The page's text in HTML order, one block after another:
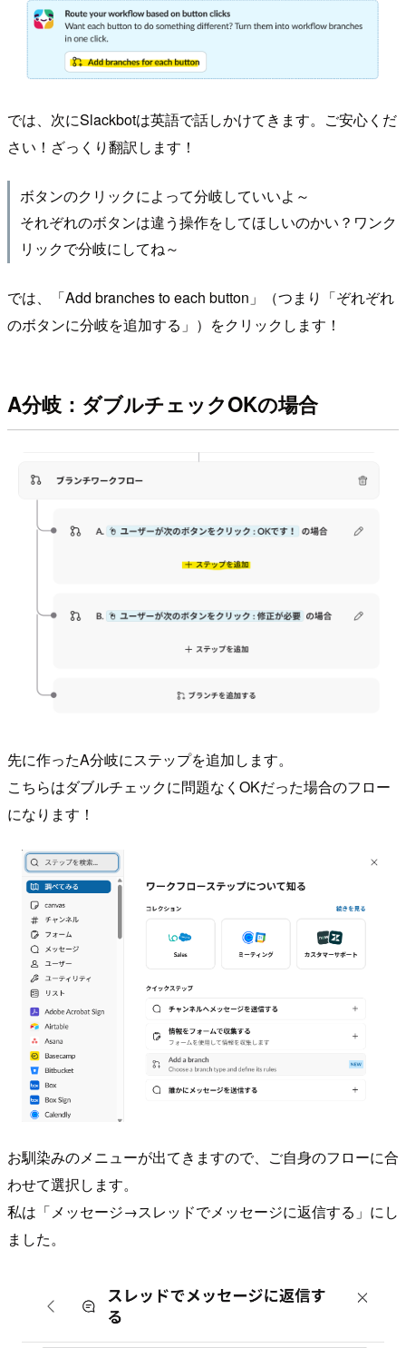
では、次にSlackbotは英語で話しかけてきます。ご安心くだ
さい！ざっくり翻訳します！
ボタンのクリックによって分岐していいよ～
それぞれのボタンは違う操作をしてほしいのかい？ワンク
リックで分岐にしてね～
では、「Add branches to each button」（つまり「ぞれぞれ
のボタンに分岐を追加する」）をクリックします！
A分岐：ダブルチェックOKの場合
先に作ったA分岐にステップを追加します。
こちらはダブルチェックに問題なくOKだった場合のフロー
になります！
お馴染みのメニューが出てきますので、ご自身のフローに合
わせて選択します。
私は「メッセージ→スレッドでメッセージに返信する」にし
ました。